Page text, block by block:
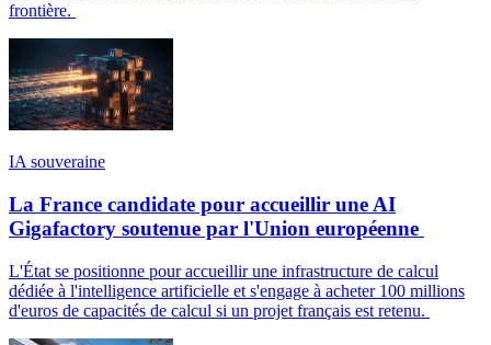
frontière.
IA souveraine
La France candidate pour accueillir une AI
Gigafactory soutenue par l'Union européenne
L'État se positionne pour accueillir une infrastructure de calcul
dédiée à l'intelligence artificielle et s'engage à acheter 100 millions
d'euros de capacités de calcul si un projet français est retenu.